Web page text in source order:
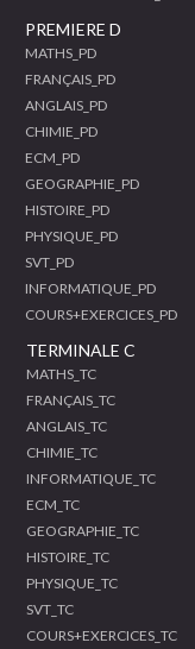
PREMIERE D
MATHS_PD
FRANÇAIS_PD
ANGLAIS_PD
CHIMIE_PD
ECM_PD
GEOGRAPHIE_PD
HISTOIRE_PD
PHYSIQUE_PD
SVT_PD
INFORMATIQUE_PD
COURS+EXERCICES_PD
TERMINALE C
MATHS_TC
FRANÇAIS_TC
ANGLAIS_TC
CHIMIE_TC
INFORMATIQUE_TC
ECM_TC
GEOGRAPHIE_TC
HISTOIRE_TC
PHYSIQUE_TC
SVT_TC
COURS+EXERCICES_TC